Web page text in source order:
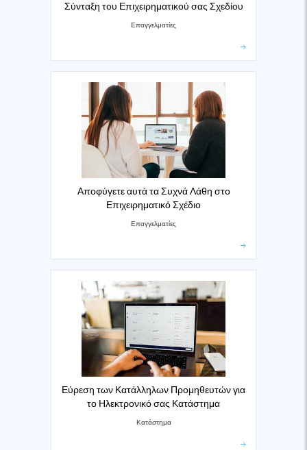
Σύνταξη του Επιχειρηματικού σας Σχεδίου
Επαγγελματίες
Αποφύγετε αυτά τα Συχνά Λάθη στο
Επιχειρηματικό Σχέδιο
Επαγγελματίες
Εύρεση των Κατάλληλων Προμηθευτών για
το Ηλεκτρονικό σας Κατάστημα
Κατάστημα